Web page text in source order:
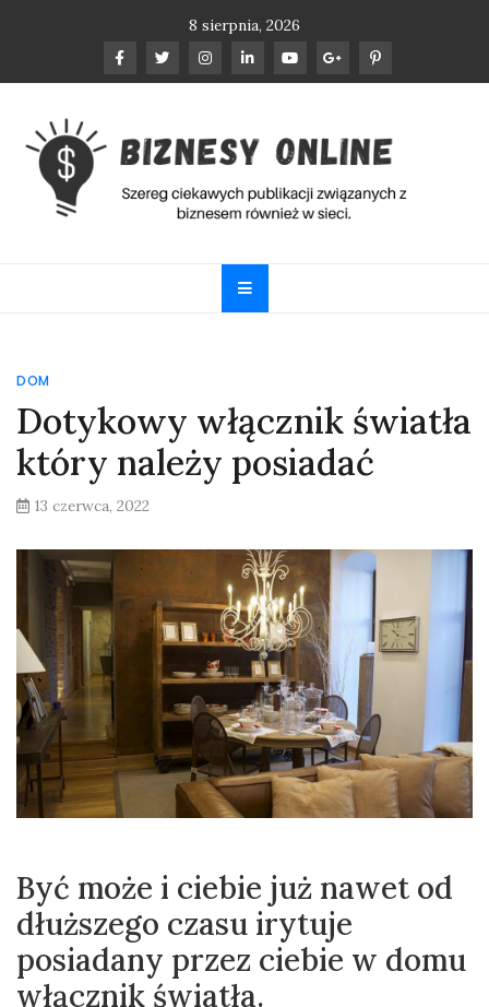
8 sierpnia, 2026
Biznesy Online
również w sieci.
DOM
Dotykowy włącznik światła
który należy posiadać
13 czerwca, 2022
Być może i ciebie już nawet od
dłuższego czasu irytuje
posiadany przez ciebie w domu
włącznik światła.